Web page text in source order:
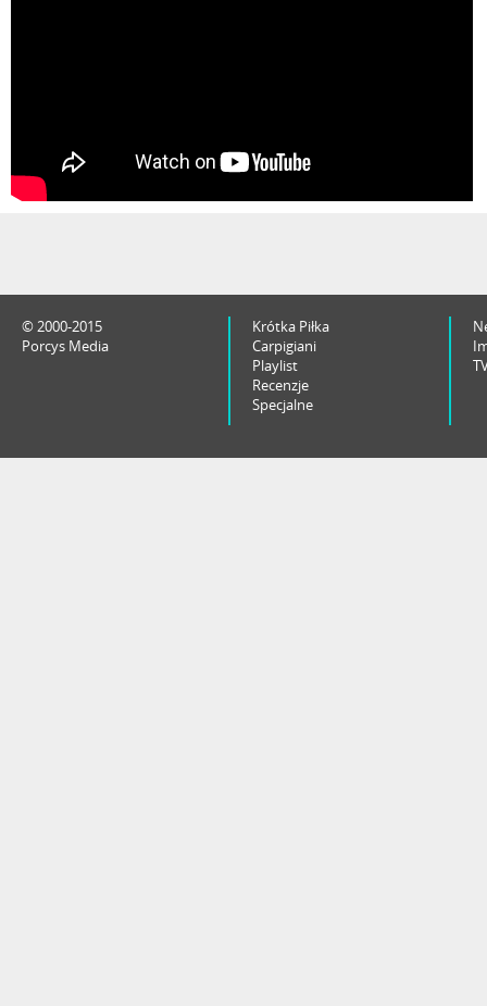
© 2000-2015
Porcys Media
Krótka Piłka
Carpigiani
Playlist
Recenzje
Specjalne